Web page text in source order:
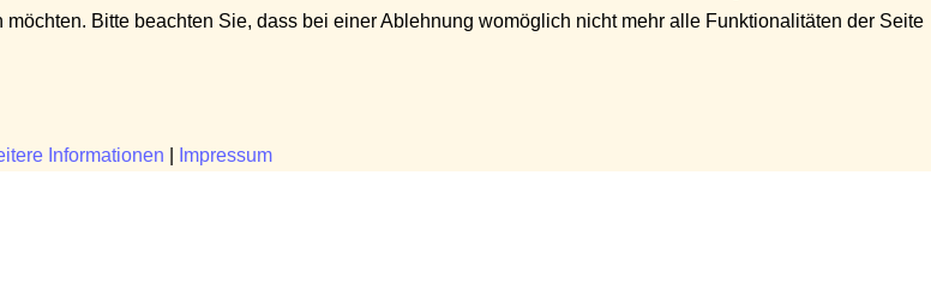
Bitte beachten Sie, dass bei einer Ablehnung womöglich nicht mehr alle Funktionalitäten der Seite
Informationen Impressum